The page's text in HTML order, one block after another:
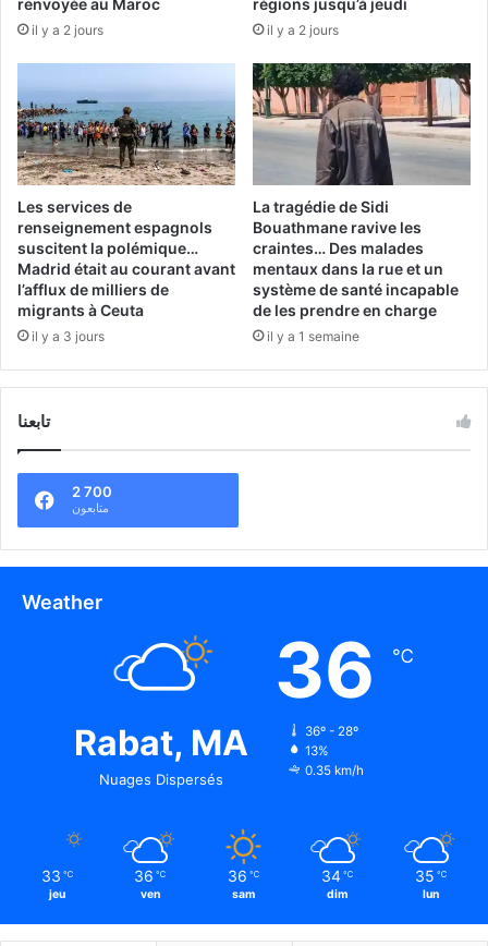
il y a 2 jours il y a 2 jours
Les services de
renseignement espagnols
suscitent la polémique…
Madrid était au courant avant
l’afflux de milliers de
migrants à Ceuta
il y a 3 jours
La tragédie de Sidi
Bouathmane ravive les
craintes… Des malades
mentaux dans la rue et un
système de santé incapable
de les prendre en charge
il y a 1 semaine
تابعنا
2 700
متابعون
Weather
Rabat, MA
Nuages Dispersés
36 ℃
36º - 28º
13%
0.35 km/h
33 ℃
jeu
36 ℃
ven
36 ℃
sam
34 ℃
dim
35 ℃
lun